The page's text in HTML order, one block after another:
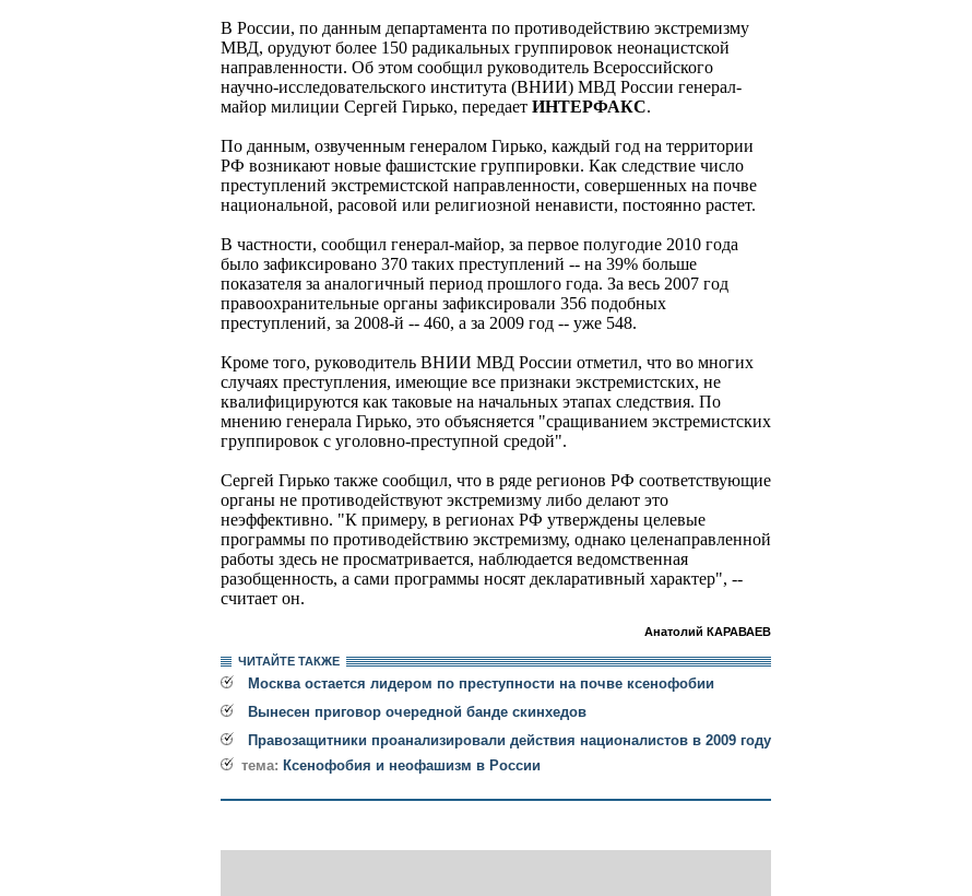
В России, по данным департамента по противодействию экстремизму
МВД, орудуют более 150 радикальных группировок неонацистской
направленности. Об этом сообщил руководитель Всероссийского
научно-исследовательского института (ВНИИ) МВД России генерал-
майор милиции Сергей Гирько, передает ИНТЕРФАКС.
По данным, озвученным генералом Гирько, каждый год на территории
РФ возникают новые фашистские группировки. Как следствие число
преступлений экстремистской направленности, совершенных на почве
национальной, расовой или религиозной ненависти, постоянно растет.
В частности, сообщил генерал-майор, за первое полугодие 2010 года
было зафиксировано 370 таких преступлений -- на 39% больше
показателя за аналогичный период прошлого года. За весь 2007 год
правоохранительные органы зафиксировали 356 подобных
преступлений, за 2008-й -- 460, а за 2009 год -- уже 548.
Кроме того, руководитель ВНИИ МВД России отметил, что во многих
случаях преступления, имеющие все признаки экстремистских, не
квалифицируются как таковые на начальных этапах следствия. По
мнению генерала Гирько, это объясняется "сращиванием экстремистских
группировок с уголовно-преступной средой".
Сергей Гирько также сообщил, что в ряде регионов РФ соответствующие
органы не противодействуют экстремизму либо делают это
неэффективно. "К примеру, в регионах РФ утверждены целевые
программы по противодействию экстремизму, однако целенаправленной
работы здесь не просматривается, наблюдается ведомственная
разобщенность, а сами программы носят декларативный характер", --
считает он.
Анатолий КАРАВАЕВ
ЧИТАЙТЕ ТАКЖЕ
Москва остается лидером по преступности на почве ксенофобии
Вынесен приговор очередной банде скинхедов
Правозащитники проанализировали действия националистов в 2009 году
тема: Ксенофобия и неофашизм в России